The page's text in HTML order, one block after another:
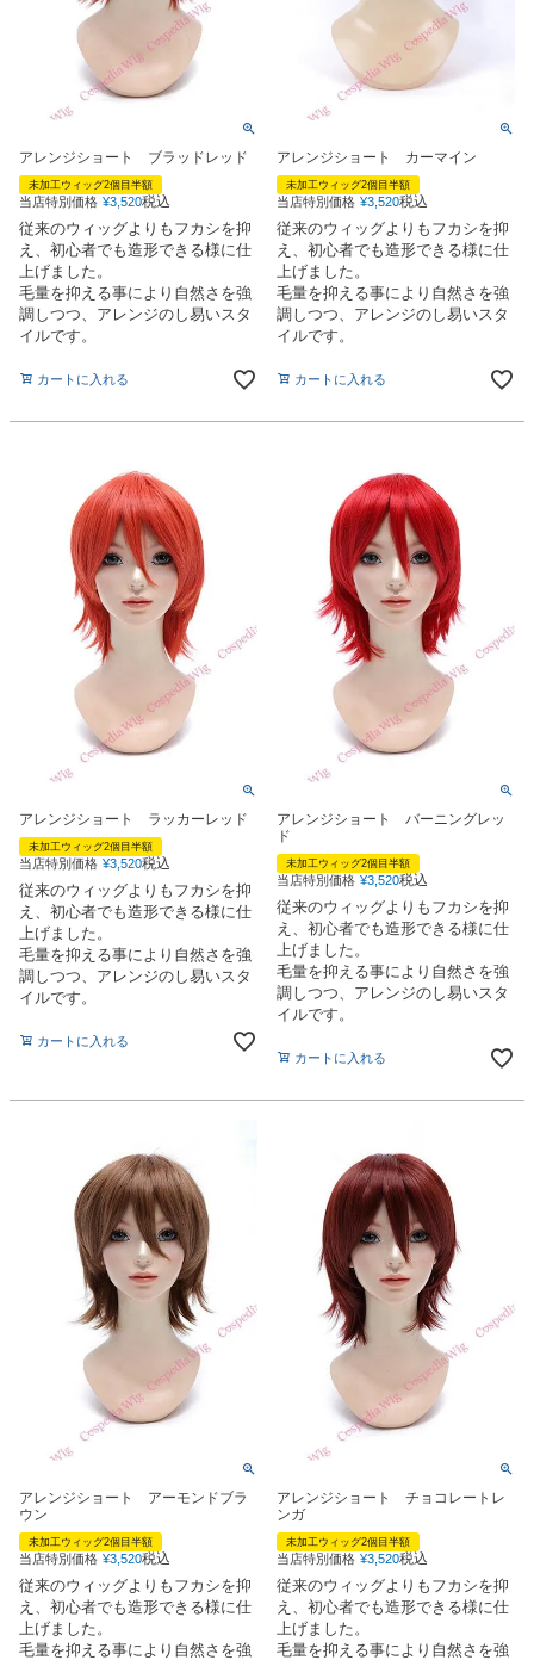
アレンジショート ブラッドレッド
未加工ウィッグ2個目半額
当店特別価格 ¥3,520税込
従来のウィッグよりもフカシを抑
え、初心者でも造形できる様に仕
上げました。
毛量を抑える事により自然さを強
調しつつ、アレンジのし易いスタ
イルです。
カートに入れる
アレンジショート カーマイン
未加工ウィッグ2個目半額
当店特別価格 ¥3,520税込
従来のウィッグよりもフカシを抑
え、初心者でも造形できる様に仕
上げました。
毛量を抑える事により自然さを強
調しつつ、アレンジのし易いスタ
イルです。
カートに入れる
アレンジショート ラッカーレッド
未加工ウィッグ2個目半額
当店特別価格 ¥3,520税込
従来のウィッグよりもフカシを抑
え、初心者でも造形できる様に仕
上げました。
毛量を抑える事により自然さを強
調しつつ、アレンジのし易いスタ
イルです。
カートに入れる
アレンジショート バーニングレッ
ド
未加工ウィッグ2個目半額
当店特別価格 ¥3,520税込
従来のウィッグよりもフカシを抑
え、初心者でも造形できる様に仕
上げました。
毛量を抑える事により自然さを強
調しつつ、アレンジのし易いスタ
イルです。
カートに入れる
アレンジショート アーモンドブラ
ウン
未加工ウィッグ2個目半額
当店特別価格 ¥3,520税込
従来のウィッグよりもフカシを抑
え、初心者でも造形できる様に仕
上げました。
毛量を抑える事により自然さを強
アレンジショート チョコレートレ
ンガ
未加工ウィッグ2個目半額
当店特別価格 ¥3,520税込
従来のウィッグよりもフカシを抑
え、初心者でも造形できる様に仕
上げました。
毛量を抑える事により自然さを強